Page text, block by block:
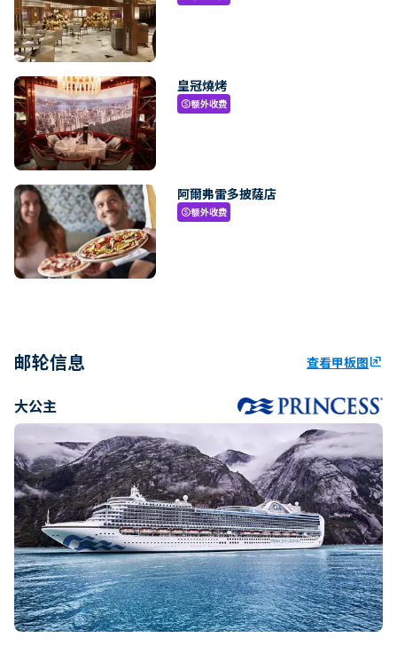
皇冠燒烤
paid额外收费
阿爾弗雷多披薩店
paid额外收费
邮轮信息 查看甲板图ungroup
大公主